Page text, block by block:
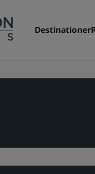
Destinationer